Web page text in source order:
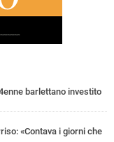
barlettano investito
«Contava i giorni che